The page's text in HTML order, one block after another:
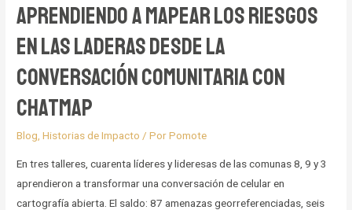
Aprendiendo a mapear los riesgos
en las laderas desde la
conversación comunitaria con
ChatMap
Blog ,Historias de Impacto / PorPomote
En tres talleres, cuarenta líderes y lideresas de las comunas 8, 9 y 3
aprendieron a transformar una conversación de celular en
cartografía abierta. El saldo: 87 amenazas georreferenciadas, seis